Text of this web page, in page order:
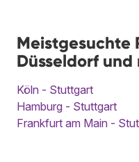
Meistgesuchte
Düsseldorf
Köln - Stuttgart
Hamburg - Stuttgart
Frankfurt am Main -